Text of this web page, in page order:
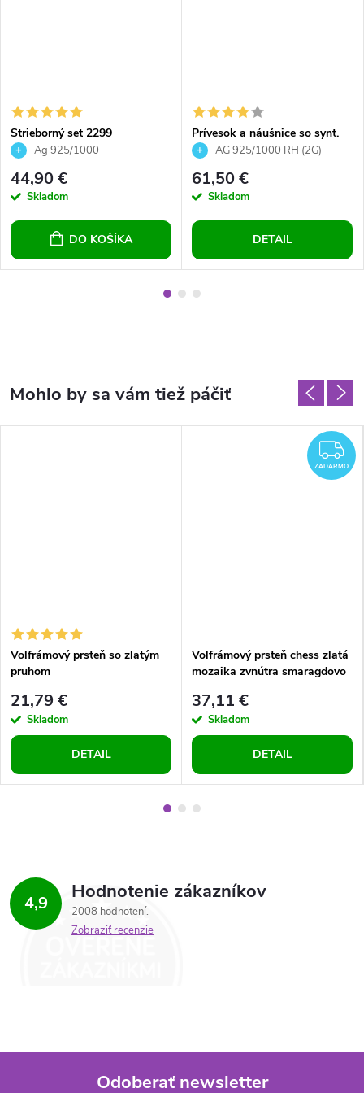
Strieborný set 2299
Ag 925/1000
44,90 €
Skladom
DO KOŠÍKA
Prívesok a náušnice so synt.
opálom a Preciosa crystals -
AG 925/1000 RH (2G)
61,50 €
Skladom
DETAIL
Volfrámový prsteň so zlatým
pruhom
21,79 €
Skladom
DETAIL
ZADARMO
Volfrámový prsteň chess zlatá
mozaika zvnútra smaragdovo
37,11 €
Skladom
DETAIL
4,9 Hodnotenie zákazníkov
2008 hodnotení
Zobraziť recenzie
Odoberať newsletter